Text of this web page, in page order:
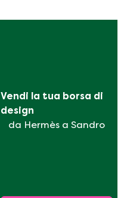
Vendi la tua borsa di
design
da Hermès a Sandro